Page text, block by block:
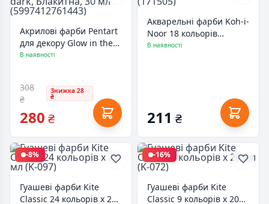
Акрилові фарби Pentart
для декору Glow in the
dark, Блакитна, 30 мл
В наявності
308
₴
Знижка 28
₴
280 ₴
Акварельні фарби Koh-i-
Noor 18 кольорів
(171505)
В наявності
211 ₴
-8%
Гуашеві фарби Kite
Classic 24 кольорів х 20
-16%
Гуашеві фарби Kite
Classic 9 кольорів х 20